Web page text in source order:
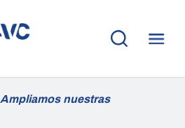
Ampliamos nuestras